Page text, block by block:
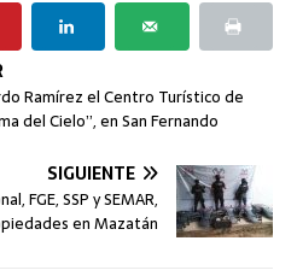
Ramírez el Centro Turístico de
del Cielo”, en San Fernando
SIGUIENTE
FGE, SSP y SEMAR,
en Mazatán